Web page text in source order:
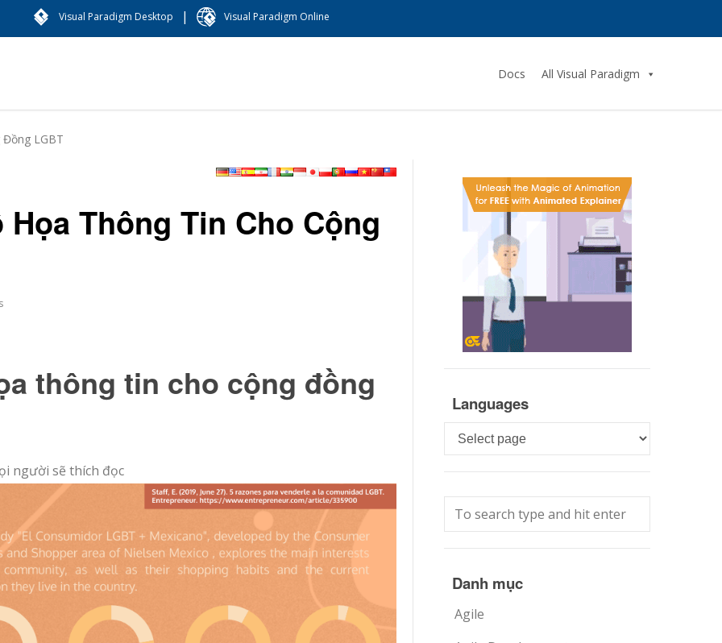
Visual Paradigm Desktop | Visual Paradigm Online
Docs All Visual Paradigm
LGBT
Thông Tin Cho Cộng
thông tin cho cộng đồng
người sẽ thích đọc
Languages
Languages
Danh mục
Agile